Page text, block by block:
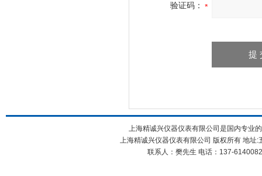
验证码：
上海精诚兴仪器仪表有限公司是国内专业
上海精诚兴仪器仪表有限公司 版权所有 地
联系人：樊先生 电话：137-